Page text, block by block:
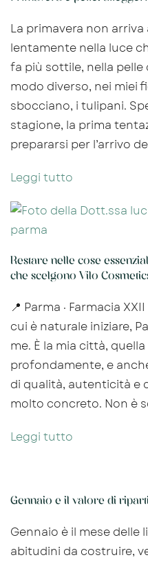
La primavera non arriva
lentamente nella luce
fa più sottile, nella pelle
modo diverso, nei miei
sbocciano, i tulipani.
stagione, la prima
prepararsi per l’arrivo
Leggi tutto
Restare nelle cose
che scelgono Vilo
📍 Parma · Farmacia
cui è naturale iniziare,
me. È la mia città,
profondamente, e
di qualità, autenticità e
molto concreto. Non è
Leggi tutto
Gennaio e il valore di
Gennaio è il mese delle
abitudini da costruire,